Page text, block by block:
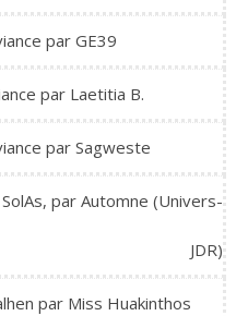
par GE39
par Laetitia B.
par Sagweste
par Automne (Univers-
JDR)
par Miss Huakinthos